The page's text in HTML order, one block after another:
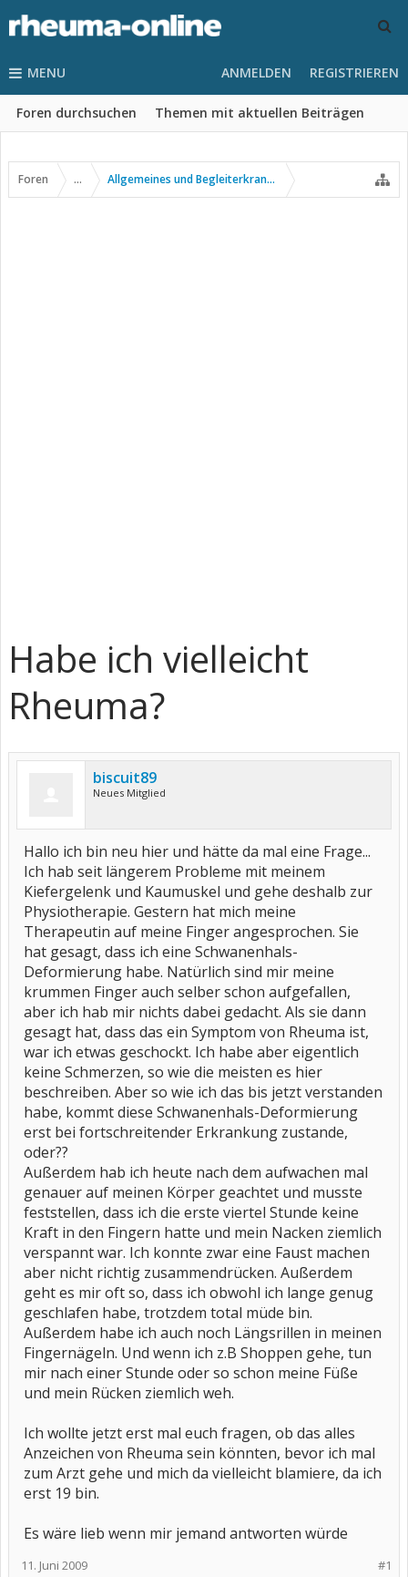
MENU
Foren durchsuchen Themen mit aktuellen Beiträgen
ANMELDEN REGISTRIEREN
Foren ... Allgemeines und Begleiterkrankungen
Habe ich vielleicht
Rheuma?
biscuit89
Neues Mitglied
Hallo ich bin neu hier und hätte da mal eine Frage...
Ich hab seit längerem Probleme mit meinem
Kiefergelenk und Kaumuskel und gehe deshalb zur
Physiotherapie. Gestern hat mich meine
Therapeutin auf meine Finger angesprochen. Sie
hat gesagt, dass ich eine Schwanenhals-
Deformierung habe. Natürlich sind mir meine
krummen Finger auch selber schon aufgefallen,
aber ich hab mir nichts dabei gedacht. Als sie dann
gesagt hat, dass das ein Symptom von Rheuma ist,
war ich etwas geschockt. Ich habe aber eigentlich
keine Schmerzen, so wie die meisten es hier
beschreiben. Aber so wie ich das bis jetzt verstanden
habe, kommt diese Schwanenhals-Deformierung
erst bei fortschreitender Erkrankung zustande,
oder??
Außerdem hab ich heute nach dem aufwachen mal
genauer auf meinen Körper geachtet und musste
feststellen, dass ich die erste viertel Stunde keine
Kraft in den Fingern hatte und mein Nacken ziemlich
verspannt war. Ich konnte zwar eine Faust machen
aber nicht richtig zusammendrücken. Außerdem
geht es mir oft so, dass ich obwohl ich lange genug
geschlafen habe, trotzdem total müde bin.
Außerdem habe ich auch noch Längsrillen in meinen
Fingernägeln. Und wenn ich z.B Shoppen gehe, tun
mir nach einer Stunde oder so schon meine Füße
und mein Rücken ziemlich weh.
Ich wollte jetzt erst mal euch fragen, ob das alles
Anzeichen von Rheuma sein könnten, bevor ich mal
zum Arzt gehe und mich da vielleicht blamiere, da ich
erst 19 bin.
Es wäre lieb wenn mir jemand antworten würde
#1
11. Juni 2009